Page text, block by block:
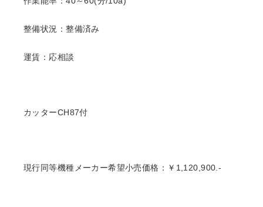
整備状況：整備済み
運賃：応相談
カッターCH87付
現行同等機種メーカー希望小売価格：￥1,120,900.-